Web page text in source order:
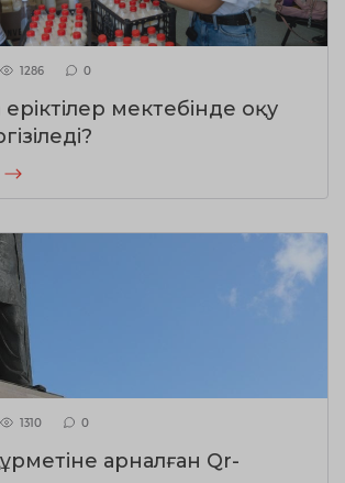
1286 0
мектебінде оқу
1310 0
арналған Qr-